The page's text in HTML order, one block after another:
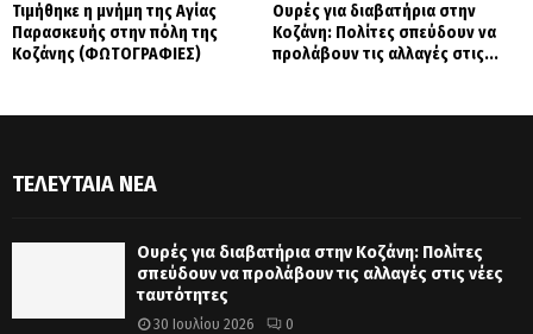
Τιμήθηκε η μνήμη της Αγίας
Παρασκευής στην πόλη της
Κοζάνης (ΦΩΤΟΓΡΑΦΙΕΣ)
Ουρές για διαβατήρια στην
Κοζάνη: Πολίτες σπεύδουν να
προλάβουν τις αλλαγές στις...
ΤΕΛΕΥΤΑΊΑ ΝΈΑ
Ουρές για διαβατήρια στην Κοζάνη: Πολίτες
σπεύδουν να προλάβουν τις αλλαγές στις νέες
ταυτότητες
30 Ιουλίου 2026 0